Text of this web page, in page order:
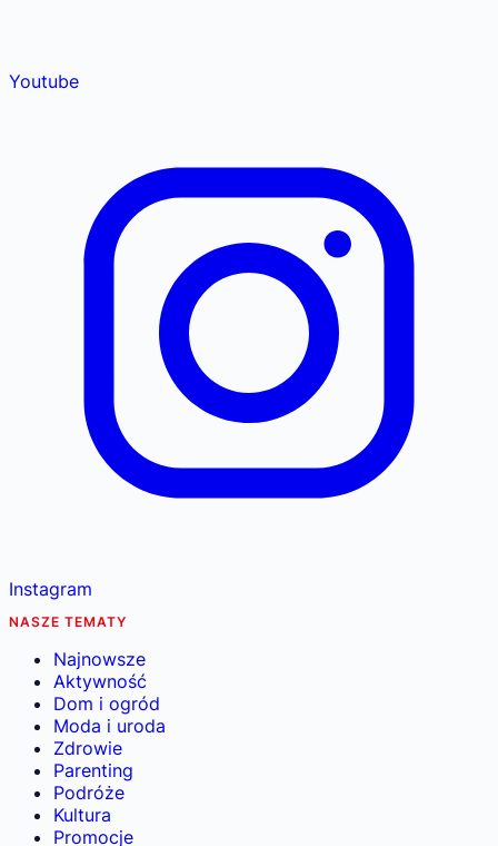
Youtube
Instagram
NASZE TEMATY
Najnowsze
Aktywność
Dom i ogród
Moda i uroda
Zdrowie
Parenting
Podróże
Kultura
Promocje